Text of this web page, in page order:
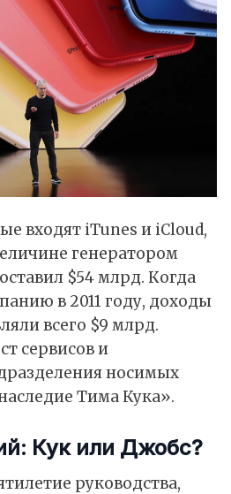
входят iTunes и iCloud,
генератором
$54 млрд. Когда
в 2011 году, доходы
всего $9 млрд.
сервисов и
носимых
Тима Кука».
Кук или Джобс?
руководства,